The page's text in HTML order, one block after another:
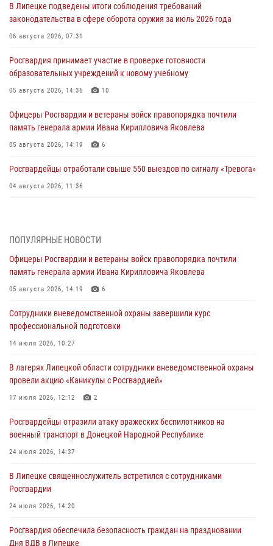
В Липецке подведены итоги соблюдения требований
законодательства в сфере оборота оружия за июль 2026 года
06 августа 2026, 07:31
Росгвардия принимает участие в проверке готовности
образовательных учреждений к новому учебному
05 августа 2026, 14:36 10
Офицеры Росгвардии и ветераны войск правопорядка почтили
память генерала армии Ивана Кирилловича Яковлева
05 августа 2026, 14:19 6
Росгвардейцы отработали свыше 550 выездов по сигналу «Тревога»
04 августа 2026, 11:36
04 августа 2026, 09:05
Росгвардия обеспечила безопасность граждан на праздновании
Дня ВДВ в Липецке
03 августа 2026, 13:43
Росгвардейцы обеспечили безопасность граждан в День Лев-
Толстовского района
03 августа 2026, 13:41
Росгвардия противодействует БПЛА ВСУ на южном направлении
(видео)
03 августа 2026, 13:39
ПОПУЛЯРНЫЕ НОВОСТИ
Офицеры Росгвардии и ветераны войск правопорядка почтили
память генерала армии Ивана Кирилловича Яковлева
05 августа 2026, 14:19 6
Сотрудники вневедомственной охраны завершили курс
профессиональной подготовки
14 июля 2026, 10:27
В лагерях Липецкой области сотрудники вневедомственной охраны
провели акцию «Каникулы с Росгвардией»
17 июля 2026, 12:12 2
Росгвардейцы отразили атаку вражеских беспилотников на
военный транспорт в Донецкой Народной Республике
24 июля 2026, 14:37
В Липецке священнослужитель встретился с сотрудниками
Росгвардии
24 июля 2026, 14:20
Росгвардия обеспечила безопасность граждан на праздновании
Дня ВДВ в Липецке